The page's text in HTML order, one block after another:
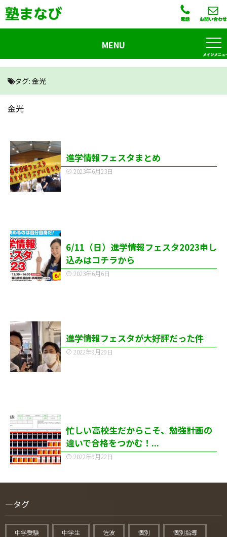
タグ: 金光
金光
進学情報フェスタまとめ
2023年6月23日
6/11（日）進学情報フェスタ2023申し
込みはコチラから
2023年6月6日
進学情報フェスタが大好評だった件
2022年9月29日
忙しい高校生だからこそ、勉強計画の
違いで合格をつかむ！...
2022年9月22日
タグ
中学受験 中学生 佐波 個別 個別指導
MENU